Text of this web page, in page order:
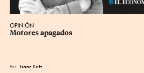
OPINIÓN
Motores apagados
Por Isaac Katz